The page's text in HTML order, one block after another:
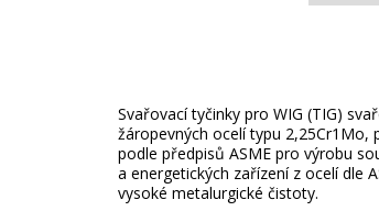
Svařovací tyčinky pro WIG (TIG)
žáropevných ocelí typu 2,25Cr1Mo,
podle předpisů ASME pro výrobu
a energetických zařízení z ocelí dle
vysoké metalurgické čistoty.